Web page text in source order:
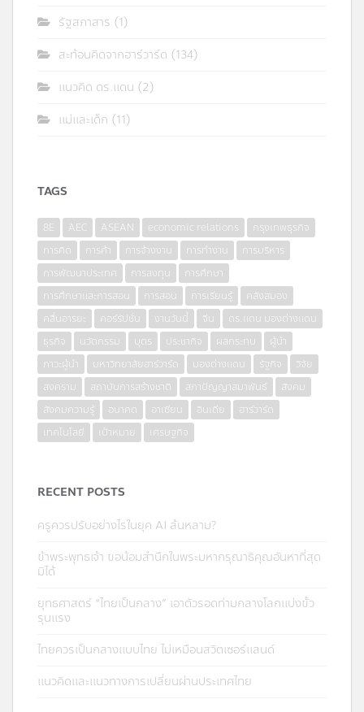
รัฐสภาสาร (1)
สะท้อนคิดจากฮาร์วาร์ด (134)
แนวคิด ดร.แดน (2)
แม่และเด็ก (11)
TAGS
8E AEC ASEAN economic relations
กรุงเทพธุรกิจ
การคิด
การค้า การจ้างงาน การทำงาน
การบริหาร
การพัฒนาประเทศ
การลงทุน
การศึกษา
การศึกษาและการสอน
การสอน การเรียนรู้
คลังสมอง
คลื่นอารยะ
คอร์รัปชั่น งานวันนี้ จีน
ดร.แดน มองต่างแดน
ธุรกิจ
นวัตกรรม บุตร ประชากิจ ผลกระทบ
ผู้นำ
ภาวะผู้นำ
มหาวิทยาลัยฮาร์วาร์ด มองต่างแดน รัฐกิจ
วิจัย
สงคราม
สถาบันการสร้างชาติ สภาปัญญาสมาพันธ์
สังคม
สังคมความรู้
อนาคต อาเซียน อินเดีย
ฮาร์วาร์ด
เทคโนโลยี
เป้าหมาย เศรษฐกิจ
RECENT POSTS
ครูควรปรับอย่างไรในยุค AI ล้นหลาม?
ข้าพระพุทธเจ้า ขอน้อมสำนึกในพระมหากรุณาธิคุณอันหาที่สุด
มิได้
ยุทธศาสตร์ “ไทยเป็นกลาง” เอาตัวรอดท่ามกลางโลกแบ่งขั้ว
รุนแรง
ไทยควรเป็นกลางแบบไทย ไม่เหมือนสวิตเซอร์แลนด์
แนวคิดและแนวทางการเปลี่ยนผ่านประเทศไทย